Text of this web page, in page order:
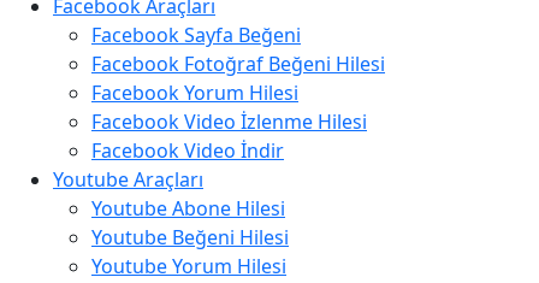
Facebook Araçları
Facebook Sayfa Beğeni
Facebook Fotoğraf Beğeni Hilesi
Facebook Yorum Hilesi
Facebook Video İzlenme Hilesi
Facebook Video İndir
Youtube Araçları
Youtube Abone Hilesi
Youtube Beğeni Hilesi
Youtube Yorum Hilesi